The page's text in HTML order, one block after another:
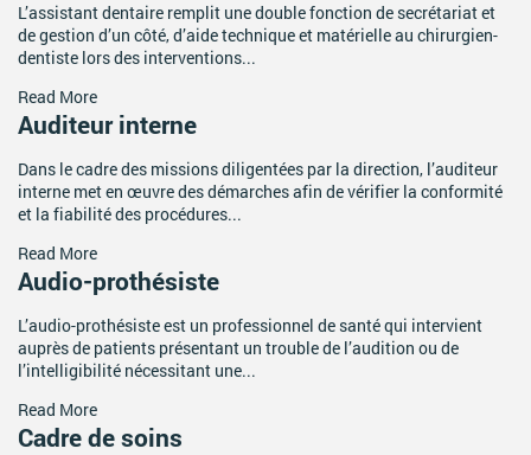
L’assistant dentaire remplit une double fonction de secrétariat et
de gestion d’un côté, d’aide technique et matérielle au chirurgien-
dentiste lors des interventions...
Read More
Auditeur interne
Dans le cadre des missions diligentées par la direction, l’auditeur
interne met en œuvre des démarches afin de vérifier la conformité
et la fiabilité des procédures...
Read More
Audio-prothésiste
L’audio-prothésiste est un professionnel de santé qui intervient
auprès de patients présentant un trouble de l’audition ou de
l’intelligibilité nécessitant une...
Read More
Cadre de soins